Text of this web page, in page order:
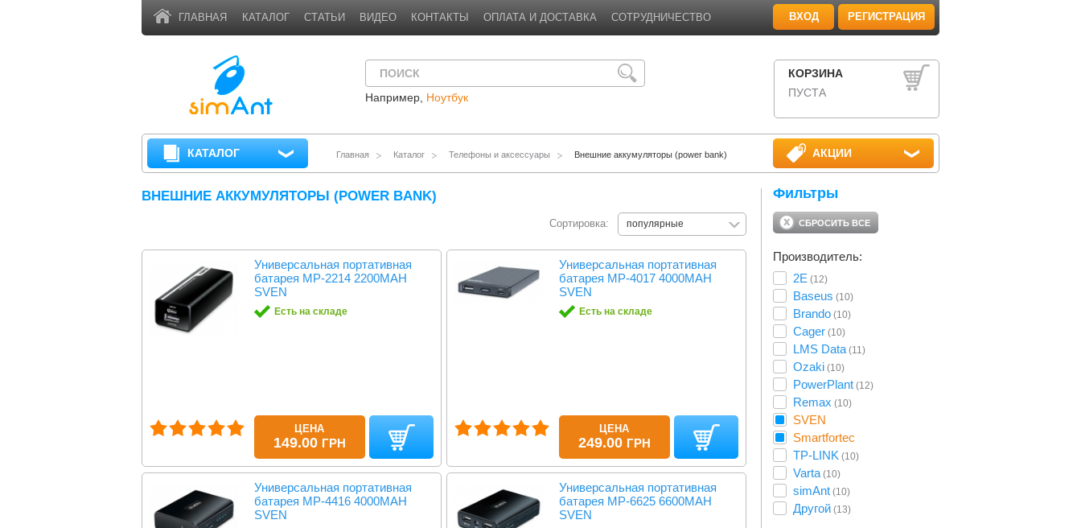
ГЛАВНАЯ КАТАЛОГ СТАТЬИ ВИДЕО КОНТАКТЫ ОПЛАТА И ДОСТАВКА СОТРУДНИЧЕСТВО ВХОД РЕГИСТРАЦИЯ
Например, Ноутбук
КОРЗИНА
ПУСТА
КАТАЛОГ Главная Каталог Телефоны и аксессуары Внешние аккумуляторы (power bank) АКЦИИ
ВНЕШНИЕ АККУМУЛЯТОРЫ (POWER BANK) Фильтры
СБРОСИТЬ ВСЕ
Производитель:
2E (12)
Baseus (10)
Brando (10)
Cager (10)
LMS Data (11)
Ozaki (10)
PowerPlant (12)
Remax (10)
SVEN
Smartfortec
TP-LINK (10)
Varta (10)
simAnt (10)
Другой (13)
Сортировка: популярные
Универсальная портативная
батарея MP-2214 2200MAH
SVEN
Есть на складе
ЦЕНА
149.00 ГРН
Универсальная портативная
батарея MP-4017 4000MAH
SVEN
Есть на складе
ЦЕНА
249.00 ГРН
Универсальная портативная
батарея MP-4416 4000MAH
SVEN
Универсальная портативная
батарея MP-6625 6600MAH
SVEN